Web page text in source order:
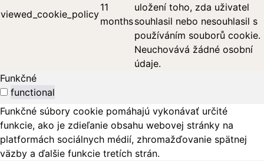
viewed_cookie_policy
11
months
uložení toho, zda uživatel
souhlasil nebo nesouhlasil s
používáním souborů cookie.
Neuchovává žádné osobní
údaje.
Funkčné
functional
Funkčné súbory cookie pomáhajú vykonávať určité
funkcie, ako je zdieľanie obsahu webovej stránky na
platformách sociálnych médií, zhromažďovanie spätnej
väzby a ďalšie funkcie tretích strán.